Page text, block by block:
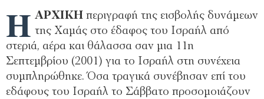
Η ΑΡΧΙΚΗπεριγραφή της εισβολής δυνάμεων
της Χαμάς στο έδαφος του Ισραήλ από
στεριά, αέρα και θάλασσα σαν μια 11η
Σεπτεμβρίου (2001) για το Ισραήλ στη συνέχεια
συμπληρώθηκε. Όσα τραγικά συνέβησαν επί του
εδάφους του Ισραήλ το Σάββατο προσομοιάζουν